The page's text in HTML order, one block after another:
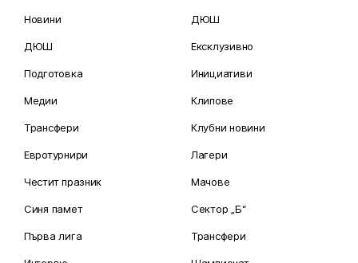
Новини
ДЮШ
Подготовка
Медии
Трансфери
Евротурнири
Честит празник
Синя памет
Първа лига
ДЮШ
Ексклузивно
Инициативи
Клипове
Клубни новини
Лагери
Мачове
Сектор „Б“
Трансфери